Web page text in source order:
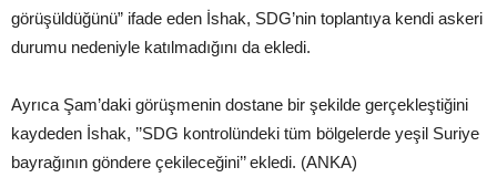
görüşüldüğünü” ifade eden İshak, SDG’nin toplantıya kendi askeri
durumu nedeniyle katılmadığını da ekledi.
Ayrıca Şam’daki görüşmenin dostane bir şekilde gerçekleştiğini
kaydeden İshak, ’’SDG kontrolündeki tüm bölgelerde yeşil Suriye
bayrağının göndere çekileceğini’’ ekledi. (ANKA)